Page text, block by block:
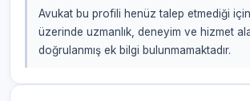
Avukat bu profili henüz talep etmediği
üzerinde uzmanlık, deneyim ve hizmet
doğrulanmış ek bilgi bulunmamaktadır.